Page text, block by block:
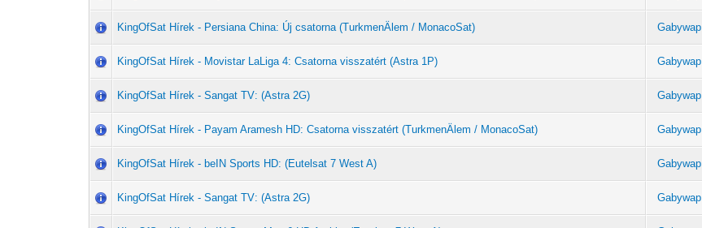
KingOfSat Hírek - Persiana China: Új csatorna (TurkmenÄlem / MonacoSat) Gabywap
KingOfSat Hírek - Movistar LaLiga 4: Csatorna visszatért (Astra 1P) Gabywap
KingOfSat Hírek - Sangat TV: (Astra 2G) Gabywap
KingOfSat Hírek - Payam Aramesh HD: Csatorna visszatért (TurkmenÄlem / MonacoSat) Gabywap
KingOfSat Hírek - beIN Sports HD: (Eutelsat 7 West A) Gabywap
KingOfSat Hírek - Sangat TV: (Astra 2G) Gabywap